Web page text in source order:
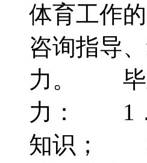
体育工作
咨询指导
力。 毕
力： 1．
知识； 2